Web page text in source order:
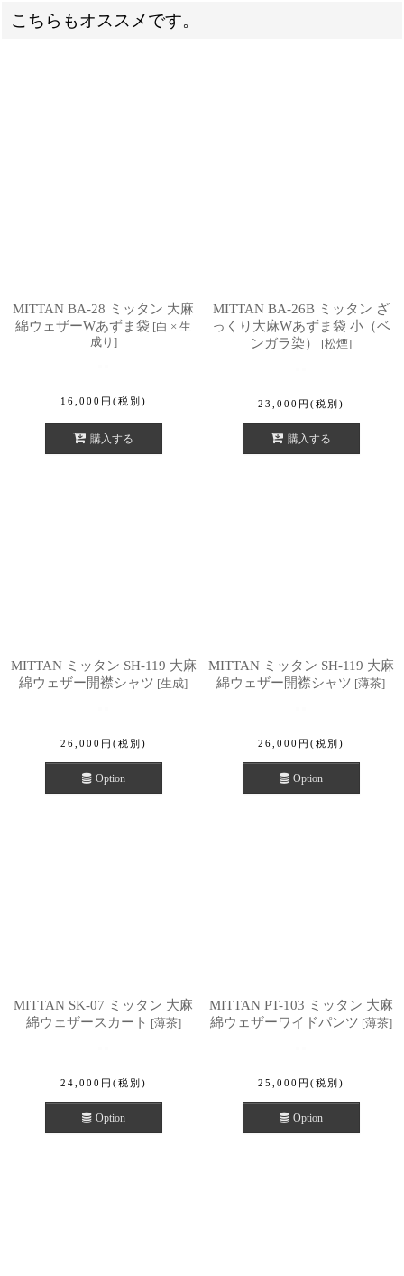
こちらもオススメです。
MITTAN BA-28 ミッタン 大麻
綿ウェザーWあずま袋 [白 × 生
成り ]
16,000 円 (税別)
購入する
MITTAN BA-26B ミッタン ざ
っくり大麻Wあずま袋 小（ベ
ンガラ染）
[松煙]
23,000 円 (税別)
購入する
MITTAN ミッタン SH-119 大麻
綿ウェザー開襟シャツ [生成]
26,000 円 (税別)
Option
MITTAN ミッタン SH-119 大麻
綿ウェザー開襟シャツ [薄茶]
26,000 円 (税別)
Option
MITTAN SK-07 ミッタン 大麻
綿ウェザースカート [薄茶]
24,000 円 (税別)
Option
MITTAN PT-103 ミッタン 大麻
綿ウェザーワイドパンツ [薄茶]
25,000 円 (税別)
Option